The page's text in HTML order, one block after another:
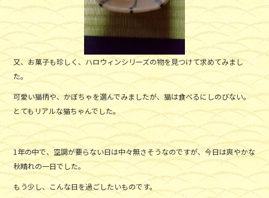
又、お菓子も珍しく、ハロウィンシリーズの物を見つけて求めてみまし
た。
可愛い猫柄や、かぼちゃを選んでみましたが、猫は食べるにしのびない。
とてもリアルな猫ちゃんでした。
1年の中で、空調が要らない日は中々無さそうなのですが、今日は爽やかな
秋晴れの一日でした。
もう少し、こんな日を過ごしたいものです。